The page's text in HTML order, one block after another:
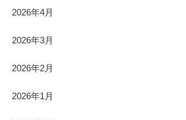
2026年4月
2026年3月
2026年2月
2026年1月